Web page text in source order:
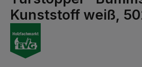
Kunststoff weiß,